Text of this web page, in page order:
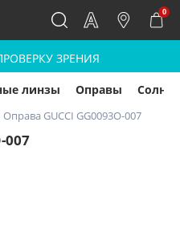
0
ЗРЕНИЯ
линзы Оправы
Оправа GUCCI GG0093O-007
007